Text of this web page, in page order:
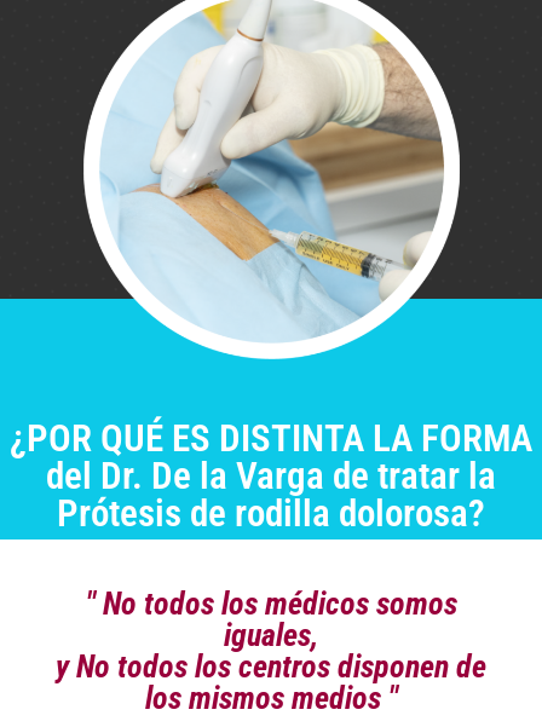
¿POR QUÉ ES DISTINTA LA FORMA
del Dr. De la Varga de tratar la
Prótesis de rodilla dolorosa?
" No todos los médicos somos
iguales,
y No todos los centros disponen de
los mismos medios "